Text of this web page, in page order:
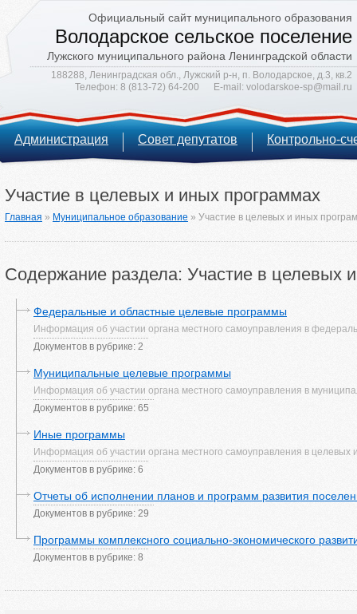
Официальный сайт муниципального образования
Володарское сельское поселение
Лужского муниципального района Ленинградской области
188288, Ленинградская обл., Лужский р-н, п. Володарское, д.3, кв.2
Телефон: 8 (813-72) 64-200 E-mail: volodarskoe-sp@mail.ru
Администрация Совет депутатов Контрольно-
Участие в целевых и иных программах
Главная » Муниципальное образование » Участие в целевых и иных
Содержание раздела: Участие в целевых
Федеральные и областные целевые программы
Информация об участии органа местного самоуправления в
Документов в рубрике: 2
Муниципальные целевые программы
Информация об участии органа местного самоуправления в
Документов в рубрике: 65
Иные программы
Информация об участии органа местного самоуправления в целевых
Документов в рубрике: 6
Отчеты об исполнении планов и программ развития
Документов в рубрике: 29
Программы комплексного социально-экономического
Документов в рубрике: 8